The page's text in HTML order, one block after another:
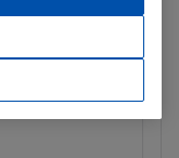
verfügbar